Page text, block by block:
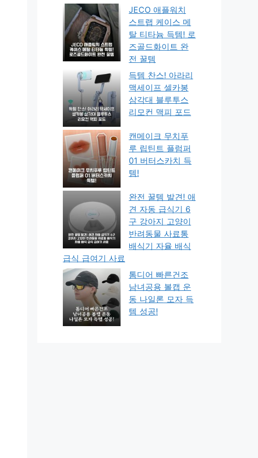
JECO 애플워치
스트랩 케이스 메
탈 티타늄 득템! 로
즈골드화이트 완
전 꿀템
득템 찬스! 아라리
맥세이프 셀카봉
삼각대 블루투스
리모컨 맥피 포드
캔메이크 무치푸
루 립틴트 플럼퍼
01 버터스카치 득
템!
완전 꿀템 발견! 애
견 자동 급식기 6
구 강아지 고양이
반려동물 사료통
배식기 자율 배식
급식 급여기 사료
톰디어 빠른건조
남녀공용 볼캡 운
동 나일론 모자 득
템 성공!